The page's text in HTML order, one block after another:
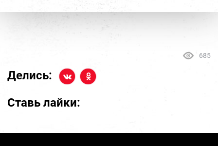
685
Делись:
Ставь лайки: